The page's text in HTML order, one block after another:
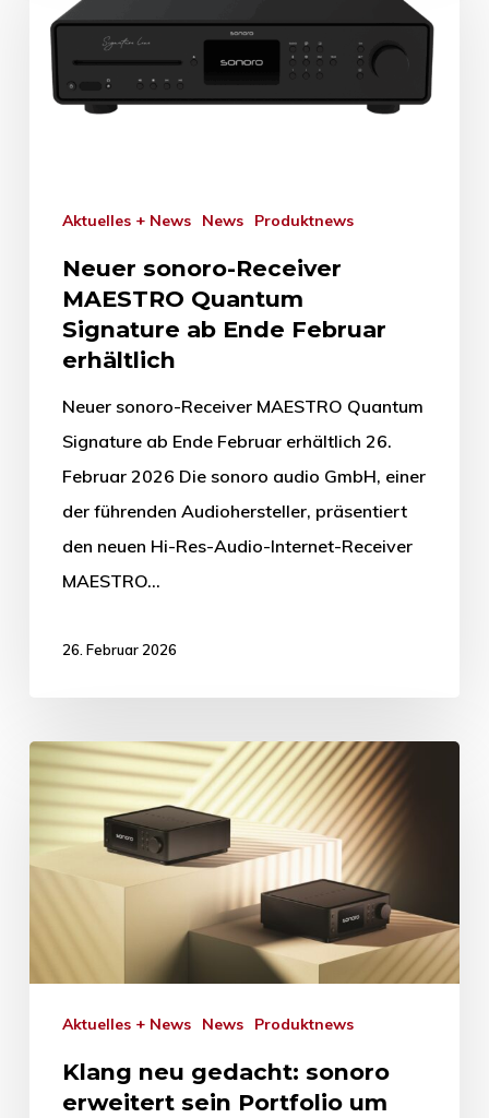
Aktuelles + News News Produktnews
Neuer sonoro-Receiver
MAESTRO Quantum
Signature ab Ende Februar
erhältlich
Neuer sonoro-Receiver MAESTRO Quantum
Signature ab Ende Februar erhältlich 26.
Februar 2026 Die sonoro audio GmbH, einer
der führenden Audiohersteller, präsentiert
den neuen Hi-Res-Audio-Internet-Receiver
MAESTRO…
26. Februar 2026
Aktuelles + News News Produktnews
Klang neu gedacht: sonoro
erweitert sein Portfolio um